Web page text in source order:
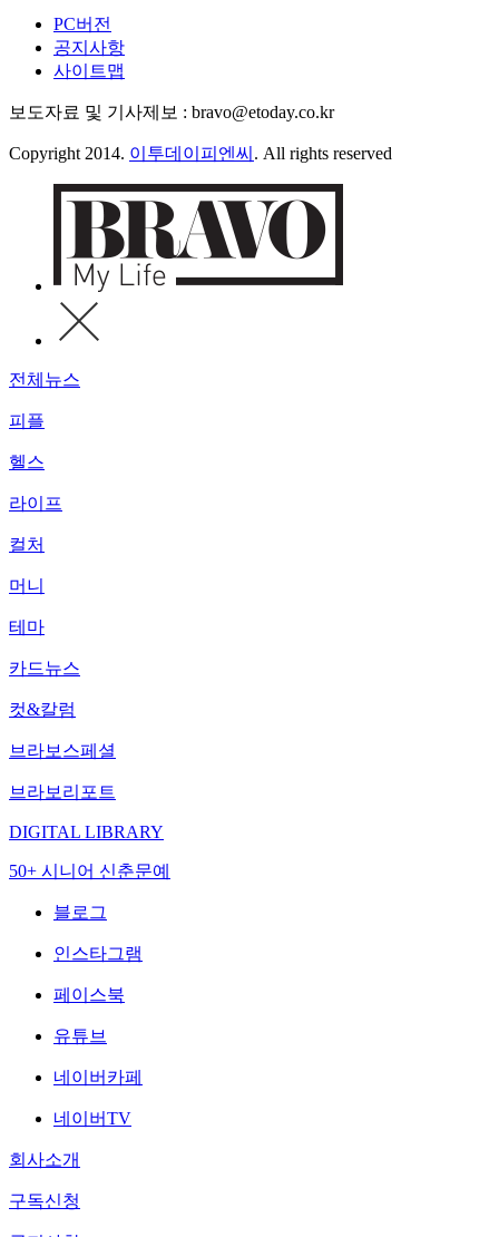
PC버전
공지사항
사이트맵
보도자료 및 기사제보 : bravo@etoday.co.kr
Copyright 2014. 이투데이피엔씨 . All rights reserved
전체뉴스
피플
헬스
라이프
컬처
머니
테마
카드뉴스
컷&칼럼
브라보스페셜
브라보리포트
DIGITAL LIBRARY
50+ 시니어 신춘문예
블로그
인스타그램
페이스북
유튜브
네이버카페
네이버TV
회사소개
구독신청